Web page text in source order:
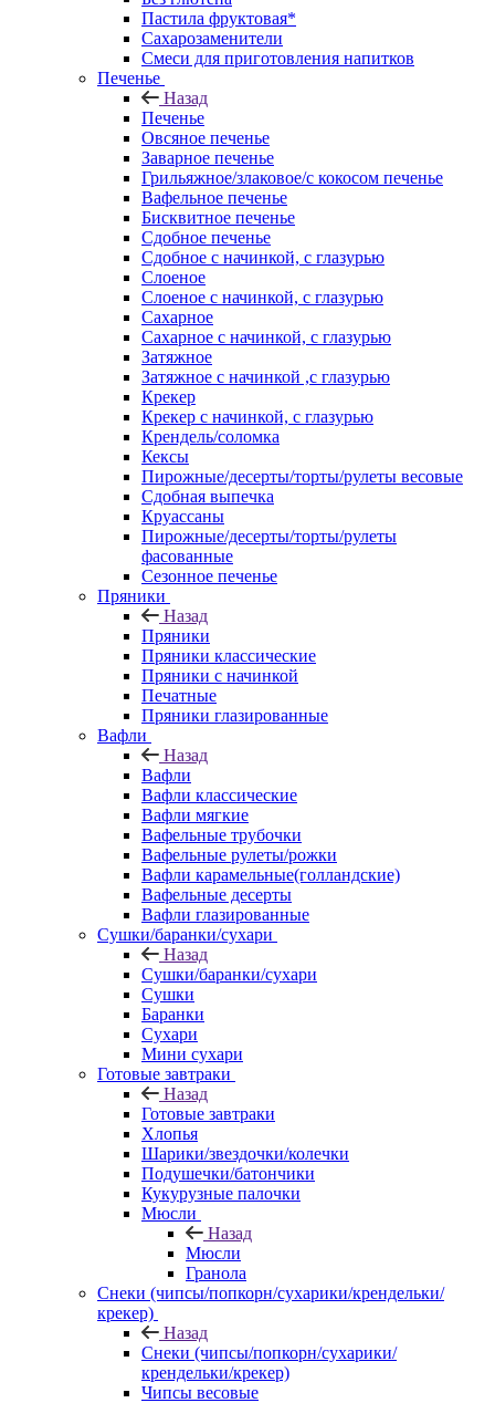
Пастила фруктовая*
Сахарозаменители
Смеси для приготовления напитков
Печенье
Назад
Печенье
Овсяное печенье
Заварное печенье
Грильяжное/злаковое/с кокосом печенье
Вафельное печенье
Бисквитное печенье
Сдобное печенье
Сдобное с начинкой, с глазурью
Слоеное
Слоеное с начинкой, с глазурью
Сахарное
Сахарное с начинкой, с глазурью
Затяжное
Затяжное с начинкой ,с глазурью
Крекер
Крекер с начинкой, с глазурью
Крендель/соломка
Кексы
Пирожные/десерты/торты/рулеты весовые
Сдобная выпечка
Круассаны
Пирожные/десерты/торты/рулеты
фасованные
Сезонное печенье
Пряники
Назад
Пряники
Пряники классические
Пряники с начинкой
Печатные
Пряники глазированные
Вафли
Назад
Вафли
Вафли классические
Вафли мягкие
Вафельные трубочки
Вафельные рулеты/рожки
Вафли карамельные(голландские)
Вафельные десерты
Вафли глазированные
Сушки/баранки/сухари
Назад
Сушки/баранки/сухари
Сушки
Баранки
Сухари
Мини сухари
Готовые завтраки
Назад
Готовые завтраки
Хлопья
Шарики/звездочки/колечки
Подушечки/батончики
Кукурузные палочки
Мюсли
Назад
Мюсли
Гранола
Снеки (чипсы/попкорн/сухарики/крендельки/
крекер)
Назад
Снеки (чипсы/попкорн/сухарики/
крендельки/крекер)
Чипсы весовые